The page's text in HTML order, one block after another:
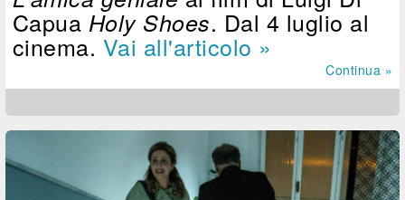
Capua Holy Shoes. Dal 4 luglio al
cinema. Vai all'articolo »
Continua »